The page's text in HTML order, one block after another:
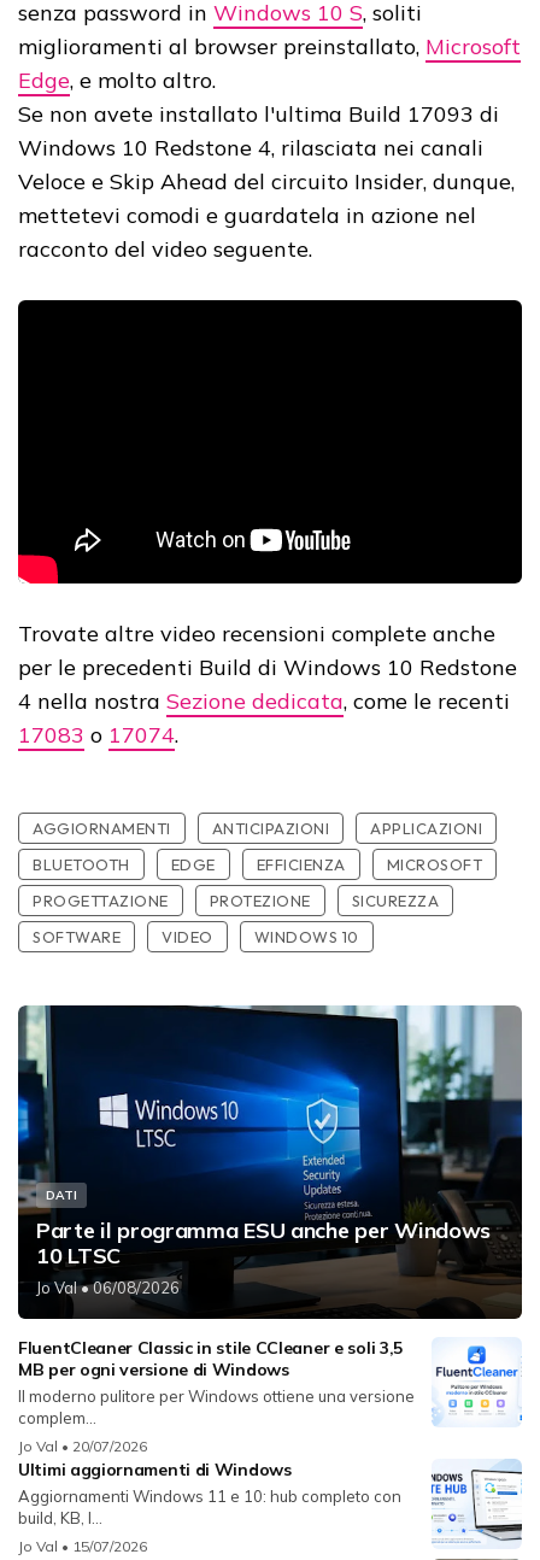
senza password in Windows 10 S, soliti
miglioramenti al browser preinstallato, Microsoft
Edge, e molto altro.
Se non avete installato l'ultima Build 17093 di
Windows 10 Redstone 4, rilasciata nei canali
Veloce e Skip Ahead del circuito Insider, dunque,
mettetevi comodi e guardatela in azione nel
racconto del video seguente.
Trovate altre video recensioni complete anche
per le precedenti Build di Windows 10 Redstone
4 nella nostra Sezione dedicata, come le recenti
17083 o 17074.
AGGIORNAMENTI ANTICIPAZIONI
APPLICAZIONI
BLUETOOTH
EDGE EFFICIENZA
MICROSOFT
PROGETTAZIONE
PROTEZIONE
SICUREZZA
SOFTWARE
VIDEO WINDOWS 10
DATI
Parte il programma ESU anche per Windows
10 LTSC
Jo Val• 06/08/2026
FluentCleaner Classic in stile CCleaner e soli 3,5
MB per ogni versione di Windows
Il moderno pulitore per Windows ottiene una versione
complem...
Jo Val • 20/07/2026
Ultimi aggiornamenti di Windows
Aggiornamenti Windows 11 e 10: hub completo con
build, KB, l...
Jo Val • 15/07/2026